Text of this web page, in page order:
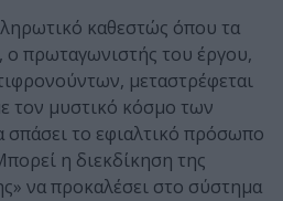
καθεστώς όπου τα
ο πρωταγωνιστής του έργου,
μεταστρέφεται
τον μυστικό κόσμο των
το εφιαλτικό πρόσωπο
η διεκδίκηση της
να προκαλέσει στο σύστημα